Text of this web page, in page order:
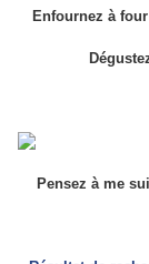
Enfournez à
Pensez à me